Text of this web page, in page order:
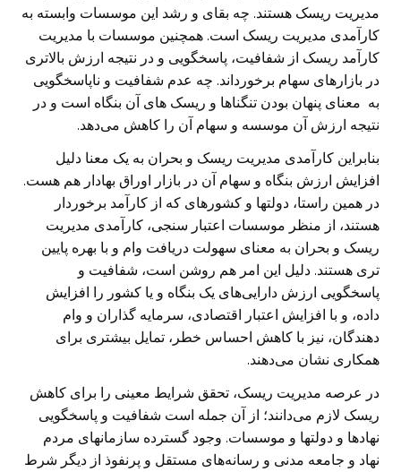
مدیریت ریسک هستند. چه بقای و رشد این موسسات وابسته به
کارآمدی مدیریت ریسک است. همچنین موسسات با مدیریت
کارآمد ریسک از شفافیت، پاسخگویی و در نتیجه ارزش بالاتری
در بازارهای سهام برخورداند. چه عدم شفافیت و ناپاسخگویی
به معنای پنهان بودن تنگناها و ریسک های آن بنگاه است و در
نتیجه ارزش آن موسسه و سهام آن را کاهش می‌دهد.
بنابراین کارآمدی مدیریت ریسک و بحران به یک معنا دلیل
افزایش ارزش بنگاه و سهام آن در بازار اوراق بهادار هم هست.
در همین راستا، دولتها و کشورهای که از کارآمد برخوردار
هستند، از منظر موسسات اعتبار سنجی، کارآمدی مدیریت
ریسک و بحران به معنای سهولت دریافت وام و با بهره پایین
تری هستند. دلیل این امر هم روشن است، شفافیت و
پاسخگویی ارزش دارایی‌های یک بنگاه و یا کشور را افزایش
داده، و با افزایش اعتبار اقتصادی، سرمایه گذاران و وام
دهندگان، نیز با کاهش احساس خطر، تمایل بیشتری برای
همکاری نشان می‌دهند.
در عرصه مدیریت ریسک، تحقق شرایط معینی را برای کاهش
ریسک لازم می‌دانند؛ از آن جمله است شفافیت و پاسخگویی
نهادها و دولتها و موسسات. وجود گسترده سازمانهای مردم
نهاد و جامعه مدنی و رسانه‌های مستقل و پرنفوذ از دیگر شرط